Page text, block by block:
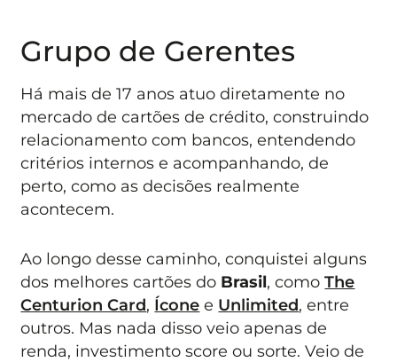
Grupo de Gerentes
Há mais de 17 anos atuo diretamente no
mercado de cartões de crédito, construindo
relacionamento com bancos, entendendo
critérios internos e acompanhando, de
perto, como as decisões realmente
acontecem.
Ao longo desse caminho, conquistei alguns
dos melhores cartões do Brasil, comoThe
Centurion Card, Ícone e Unlimited, entre
outros. Mas nada disso veio apenas de
renda, investimento score ou sorte. Veio de